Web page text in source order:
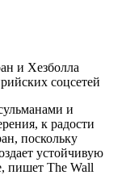
и Хезболла
соцсетей
и
к радости
поскольку
устойчивую
пишет The Wall